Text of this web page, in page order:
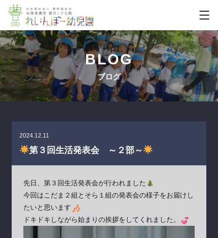
BLOG
ブログ
第３回生活発表会 ～２部～
2024.12.11
先日、第３回生活発表会が行われました
今回はこだま２組とそら１組の発表会の様子をお届けし
たいと思います
ドキドキしながら始まりの挨拶をしてくれました。